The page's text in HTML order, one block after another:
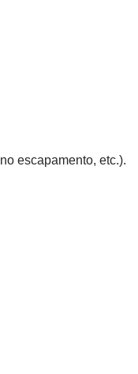
escapamento, etc.).